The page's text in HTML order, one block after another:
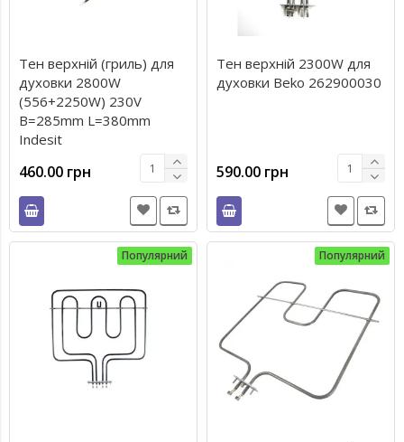
Тен верхній (гриль) для
духовки 2800W
(556+2250W) 230V
B=285mm L=380mm
Indesit
460.00 грн
Тен верхній 2300W для
духовки Beko 262900030
590.00 грн
Популярний Популярний